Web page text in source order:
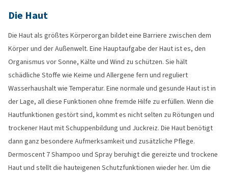
Die Haut
Die Haut als größtes Körperorgan bildet eine Barriere zwischen dem
Körper und der Außenwelt. Eine Hauptaufgabe der Haut ist es, den
Organismus vor Sonne, Kälte und Wind zu schützen. Sie hält
schädliche Stoffe wie Keime und Allergene fern und reguliert
Wasserhaushalt wie Temperatur. Eine normale und gesunde Haut ist in
der Lage, all diese Funktionen ohne fremde Hilfe zu erfüllen. Wenn die
Hautfunktionen gestört sind, kommt es nicht selten zu Rötungen und
trockener Haut mit Schuppenbildung und Juckreiz. Die Haut benötigt
dann ganz besondere Aufmerksamkeit und zusätzliche Pflege.
Dermoscent 7 Shampoo und Spray beruhigt die gereizte und trockene
Haut und stellt die hauteigenen Schutzfunktionen wieder her. Um die